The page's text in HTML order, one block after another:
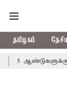
தமிழகம்
ரூ.600